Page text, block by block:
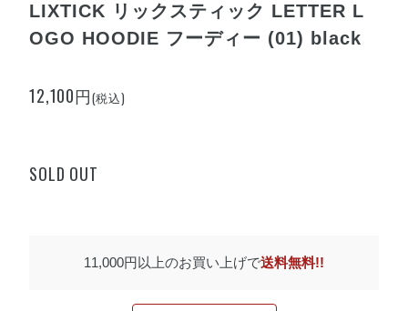
LIXTICK リックスティック LETTER L
OGO HOODIE フーディー (01) black
12,100円(税込)
SOLD OUT
11,000円以上のお買い上げで送料無料!!